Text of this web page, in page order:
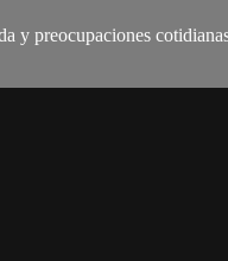
y preocupaciones